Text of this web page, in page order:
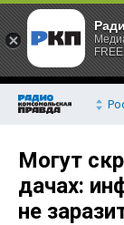
Могут
дачах:
не